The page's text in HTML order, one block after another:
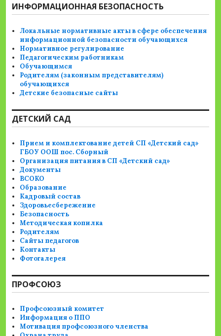
ИНФОРМАЦИОННАЯ БЕЗОПАСНОСТЬ
Локальные нормативные акты в сфере обеспечения
информационной безопасности обучающихся
Нормативное регулирование
Педагогическим работникам
Обучающимся
Родителям (законным представителям)
обучающихся
Детские безопасные сайты
ДЕТСКИЙ САД
Прием и комплектование детей СП «Детский сад»
ГБОУ ООШ пос. Сборный
Организация питания в СП «Детский сад»
Документы
ВСОКО
Образование
Кадровый состав
Здоровьесбережение
Безопасность
Методическая копилка
Родителям
Сайты педагогов
Контакты
Фотогалерея
ПРОФСОЮЗ
Профсоюзный комитет
Информация о ППО
Мотивация профсоюзного членства